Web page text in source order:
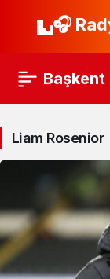
🎧
Başkent
Liam Rosenior